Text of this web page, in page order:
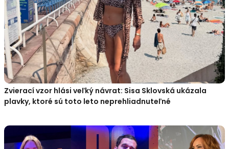
Zvierací vzor hlási veľký návrat: Sisa Sklovská ukázala
plavky, ktoré sú toto leto neprehliadnuteľné